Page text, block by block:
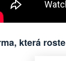
která roste